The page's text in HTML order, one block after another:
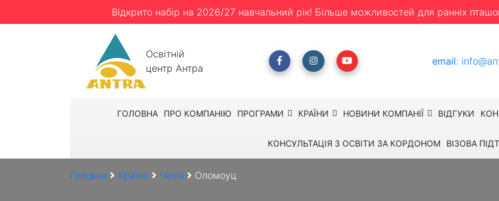
Відкрито набір на 2026/27 навчальний рік! Більше можливостей для ранніх
Освітній
центр Антра
email:
ГОЛОВНА ПРО КОМПАНІЮ ПРОГРАМИ КРАЇНИ НОВИНИ КОМПАНІЇ ВІДГУКИ
КОНСУЛЬТАЦІЯ З ОСВІТИ ЗА КОРДОНОМ ВІЗОВА
Головна Країни Чехія Оломоуц